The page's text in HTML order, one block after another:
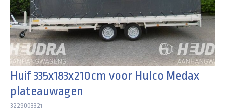
Huif 335x183x210cm voor Hulco Medax
plateauwagen
3229003321